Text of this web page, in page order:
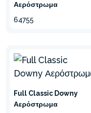
Αερόστρωμα
64755
Full Classic Downy
Αερόστρωμα